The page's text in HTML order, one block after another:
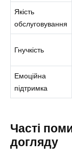
Якість
обслуговування
Гнучкість
Емоційна
підтримка
Часті
догляду